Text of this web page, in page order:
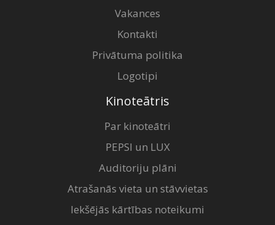
Vakances
Kontakti
Privātuma politika
Logotipi
Kinoteātris
Par kinoteātri
PEPSI un LUX
Auditoriju plāni
Atrašanās vieta un stāvvietas
Iekšējās kārtības noteikumi